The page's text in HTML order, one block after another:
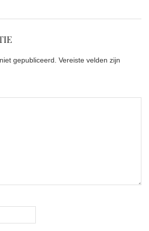
gepubliceerd. Vereiste velden zijn